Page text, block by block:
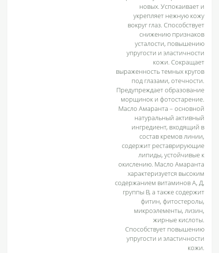
новых. Успокаивает и
укрепляет нежную кожу
вокруг глаз. Способствует
снижению признаков
усталости, повышению
упругости и эластичности
кожи. Сокращает
выраженность темных кругов
под глазами, отечности.
Предупреждает образование
морщинок и фотостарение.
Масло Амаранта – основной
натуральный активный
ингредиент, входящий в
состав кремов линии,
содержит реставрирующие
липиды, устойчивые к
окислению. Масло Амаранта
характеризуется высоким
содержанием витаминов А, Д,
группы В, а также содержит
фитин, фитостеролы,
микроэлементы, лизин,
жирные кислоты.
Способствует повышению
упругости и эластичности
кожи.